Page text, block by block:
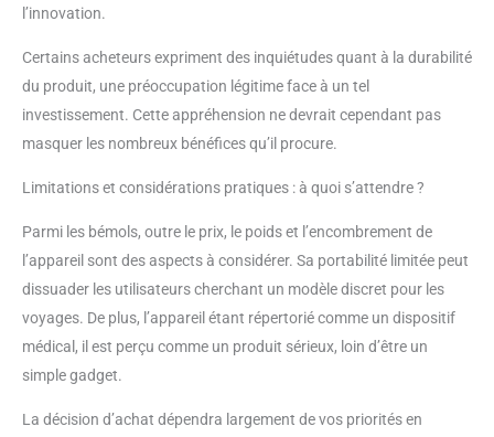
l’innovation.
Certains acheteurs expriment des inquiétudes quant à la durabilité
du produit, une préoccupation légitime face à un tel
investissement. Cette appréhension ne devrait cependant pas
masquer les nombreux bénéfices qu’il procure.
Limitations et considérations pratiques : à quoi s’attendre ?
Parmi les bémols, outre le prix, le poids et l’encombrement de
l’appareil sont des aspects à considérer. Sa portabilité limitée peut
dissuader les utilisateurs cherchant un modèle discret pour les
voyages. De plus, l’appareil étant répertorié comme un dispositif
médical, il est perçu comme un produit sérieux, loin d’être un
simple gadget.
La décision d’achat dépendra largement de vos priorités en